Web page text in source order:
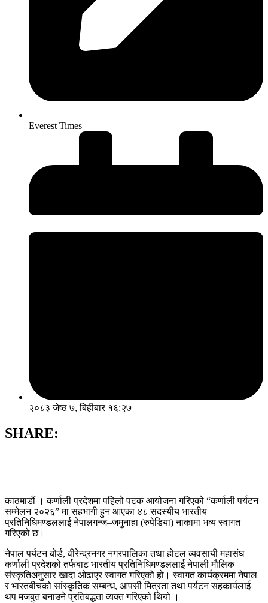
Everest Times
२०८३ जेष्ठ ७, बिहीबार १६:२७
SHARE:
काठमाडौं । कर्णाली प्रदेशमा पहिलो पटक आयोजना गरिएको “कर्णाली पर्यटन
सम्मेलन २०२६” मा सहभागी हुन आएका ४८ सदस्यीय भारतीय
प्रतिनिधिमण्डललाई नेपालगन्ज–जमुनाहा (रुपेडिया) नाकामा भव्य स्वागत
गरिएको छ।
नेपाल पर्यटन बोर्ड, वीरेन्द्रनगर नगरपालिका तथा होटल व्यवसायी महासंघ
कर्णाली प्रदेशको तर्फबाट भारतीय प्रतिनिधिमण्डललाई नेपाली मौलिक
संस्कृतिअनुसार खादा ओढाएर स्वागत गरिएको हो। स्वागत कार्यक्रममा नेपाल
र भारतबीचको सांस्कृतिक सम्बन्ध, आपसी मित्रता तथा पर्यटन सहकार्यलाई
थप मजबुत बनाउने प्रतिबद्धता व्यक्त गरिएको थियो ।